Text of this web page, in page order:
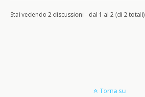
Stai vedendo 2 discussioni - dal 1 al 2 (di 2 totali)
Torna su